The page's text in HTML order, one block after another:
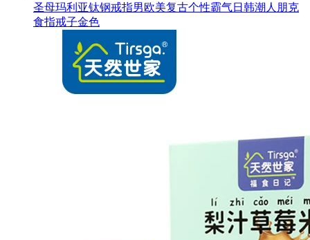
圣母玛利亚钛钢戒指男欧美复古个性霸气日韩潮人朋克
食指戒子金色